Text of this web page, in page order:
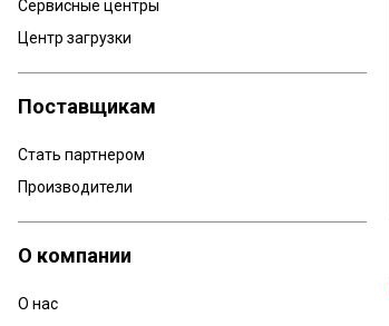
Сервисные центры
Центр загрузки
Поставщикам
Стать партнером
Производители
О компании
О нас